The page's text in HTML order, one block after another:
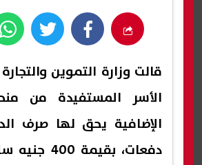
قالت وزارة التموين
الأسر المستفيدة من
دفعات، بقيمة